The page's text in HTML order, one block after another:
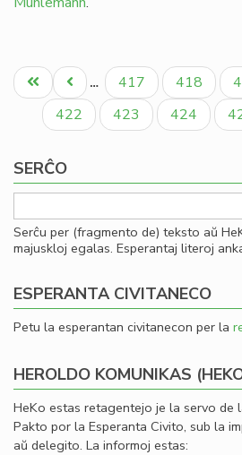
Pagination
Unua
paĝo
Antaŭa
paĝo
… Paĝo
417 Paĝo
418
Paĝo
422 Paĝo
423 Paĝo
424
SERĈO
Serĉu per (fragmento de) teksto aŭ
majuskloj egalas. Esperantaj literoj
ESPERANTA CIVITANECO
Petu la esperantan civitanecon per la
HEROLDO KOMUNIKAS
HeKo estas retagentejo je la servo de
Pakto por la Esperanta Civito, sub la
aŭ delegito. La informoj estas: